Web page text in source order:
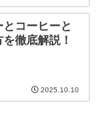
コーヒーと
徹底解説！
2025.10.10